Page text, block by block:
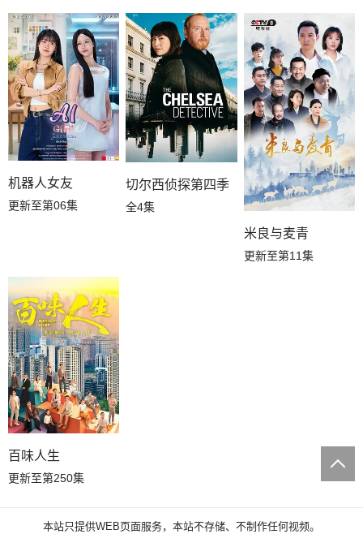
机器人女友
更新至第06集
切尔西侦探第四季
全4集
米良与麦青
更新至第11集
百味人生
更新至第250集
本站只提供WEB页面服务，本站不存储、不制作任何视频。